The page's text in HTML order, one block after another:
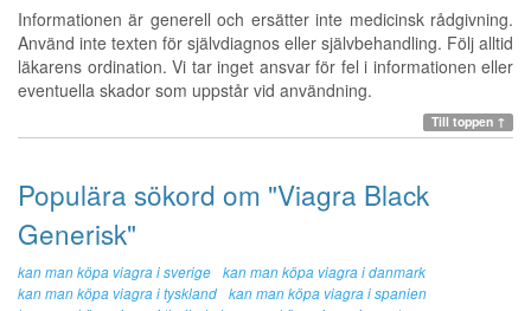
Informationen är generell och ersätter inte medicinsk rådgivning.
Använd inte texten för självdiagnos eller självbehandling. Följ alltid
läkarens ordination. Vi tar inget ansvar för fel i informationen eller
eventuella skador som uppstår vid användning.
Till toppen ↑
Populära sökord om "Viagra Black
Generisk"
kan man köpa viagra i sverige
kan man köpa viagra i danmark
kan man köpa viagra i tyskland
kan man köpa viagra i spanien